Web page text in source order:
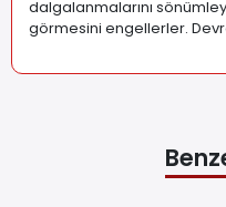
dalgalanmalarını
görmesini engellerler.